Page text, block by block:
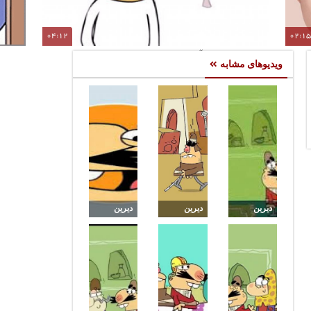
02:15
04:12
نحوه آشنا شدن پرویز و پونه سوریلندی
ویدیوهای مشابه
دیرین
دیرین این
درب
دیرین
دیرین این
خفت ستان
دیرین
دیرین :
ذوالچرخین